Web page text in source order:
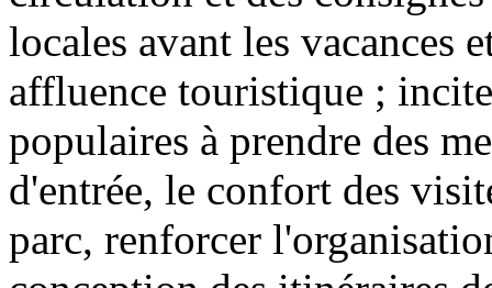
locales avant les vacances
affluence touristique ;
populaires à prendre des
d'entrée, le confort des
parc, renforcer